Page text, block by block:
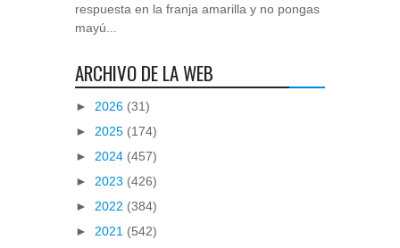
respuesta en la franja amarilla y no pongas
mayú...
ARCHIVO DE LA WEB
► 2026 (31)
► 2025 (174)
► 2024 (457)
► 2023 (426)
► 2022 (384)
► 2021 (542)